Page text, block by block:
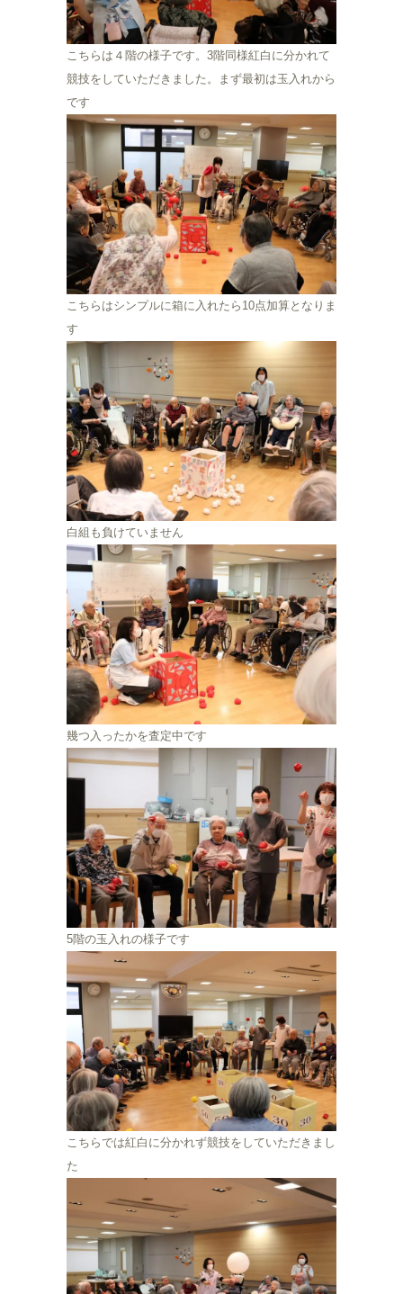
こちらは４階の様子です。3階同様紅白に分かれて
競技をしていただきました。まず最初は玉入れから
です
こちらはシンプルに箱に入れたら10点加算となりま
す
白組も負けていません
幾つ入ったかを査定中です
5階の玉入れの様子です
こちらでは紅白に分かれず競技をしていただきまし
た